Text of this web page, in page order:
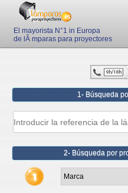
El mayorista N°1 in Europa
de lÃ mparas para proyectores
1- Búsqueda
2- Búsqueda por